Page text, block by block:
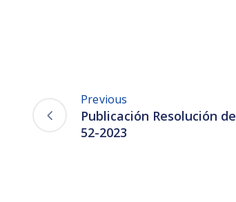
Previous
Publicación Resolución
52-2023